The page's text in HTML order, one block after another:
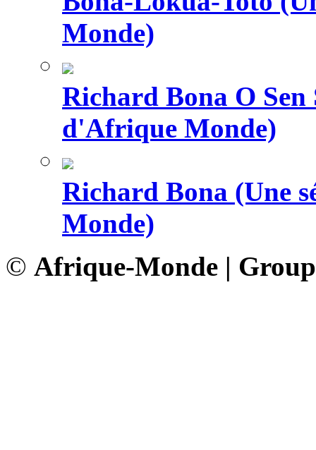
Monde)
Richard Bona O Sen
d'Afrique Monde)
Richard Bona (Une
Monde)
© Afrique-Monde |